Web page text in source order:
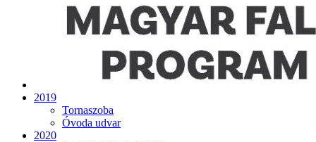
2019
Tornaszoba
Óvoda udvar
2020